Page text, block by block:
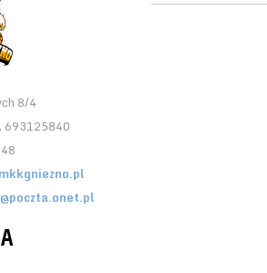
8/4
693125840